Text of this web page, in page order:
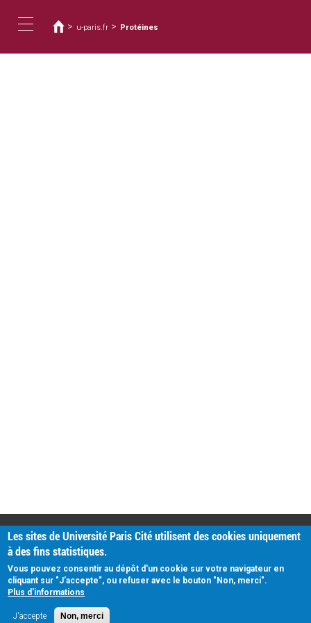
容
在
這
裡
> u-paris.fr > Protéines
PRATIQUE
Plan d'accès
Intranet
Mentions légales
Données personnelles
Les sites de Université Paris Cité utilisent des cookies uniquement
à des fins statistiques.
Vous pouvez consentir au dépôt d'un cookie sur votre navigateur en
cliquant sur "J'accepte", ou refuser avec le bouton "Non, merci".
Plus d'informations
J'accepte Non, merci